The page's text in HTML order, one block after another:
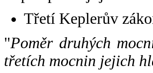
Třetí Keplerův
"Poměr druhých
třetích mocnin jejich